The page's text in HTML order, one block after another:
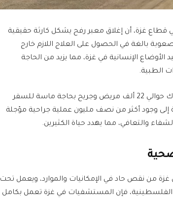
قطاع غزة، أن إغلاق معبر رفح يشكل كارثة حقيقية
بالغة في الحصول على العلاج اللازم خارج
الإنسانية في غزة، مما يزيد من الحاجة
الطبية.
وأضاف الثوابتة في تصريحات نقلتها الجزيرة مباشر، أن هناك حوالي 22 ألف مريض وجريح بحاجة ماسة للسفر
إلى وجود أكثر من نصف مليون عملية جراحية مؤجلة
والتعافي، مما يهدد حياة الكثيرين.
من نقص حاد في الإمكانيات والموارد، ويعمل تحت
الفلسطينية، فإن المستشفيات في غزة تعمل بكامل